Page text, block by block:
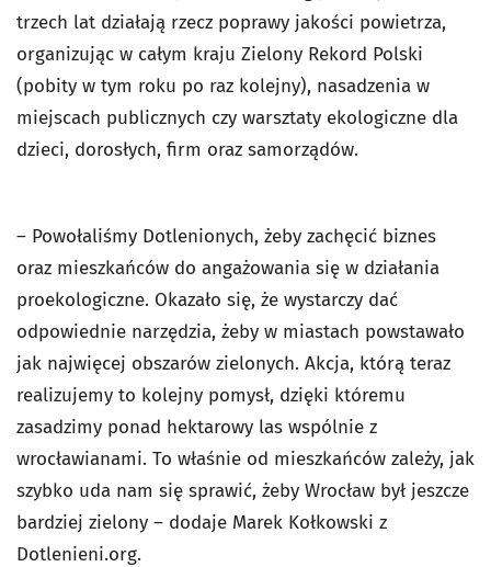
trzech lat działają rzecz poprawy jakości powietrza,
organizując w całym kraju Zielony Rekord Polski
(pobity w tym roku po raz kolejny), nasadzenia w
miejscach publicznych czy warsztaty ekologiczne dla
dzieci, dorosłych, firm oraz samorządów.
– Powołaliśmy Dotlenionych, żeby zachęcić biznes
oraz mieszkańców do angażowania się w działania
proekologiczne. Okazało się, że wystarczy dać
odpowiednie narzędzia, żeby w miastach powstawało
jak najwięcej obszarów zielonych. Akcja, którą teraz
realizujemy to kolejny pomysł, dzięki któremu
zasadzimy ponad hektarowy las wspólnie z
wrocławianami. To właśnie od mieszkańców zależy, jak
szybko uda nam się sprawić, żeby Wrocław był jeszcze
bardziej zielony – dodaje Marek Kołkowski z
Dotlenieni.org.